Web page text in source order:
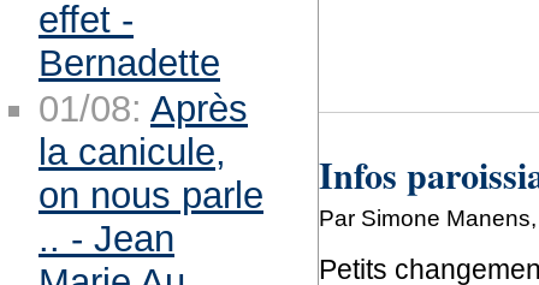
Infos
Par Simone
Petits
effet -
Bernadette
01/08: Après
la canicule,
on nous parle
.. - Jean